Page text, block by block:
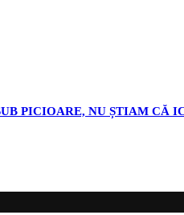
PICIOARE, NU ȘTIAM CĂ